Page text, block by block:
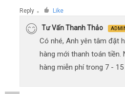
Reply ● Like
Tư Vấn Thanh Thảo
Có nhé, Anh yên tâm đặt
hàng mới thanh toán
hàng miễn phí trong 7 - 15